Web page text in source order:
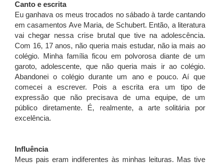
Canto e escrita
Eu ganhava os meus trocados no sábado à tarde cantando
em casamentos Ave Maria, de Schubert. Então, a literatura
vai chegar nessa crise brutal que tive na adolescência.
Com 16, 17 anos, não queria mais estudar, não ia mais ao
colégio. Minha família ficou em polvorosa diante de um
garoto, adolescente, que não queria mais ir ao colégio.
Abandonei o colégio durante um ano e pouco. Aí que
comecei a escrever. Pois a escrita era um tipo de
expressão que não precisava de uma equipe, de um
público diretamente. É, realmente, a arte solitária por
excelência.
Influência
Meus pais eram indiferentes às minhas leituras. Mas tive